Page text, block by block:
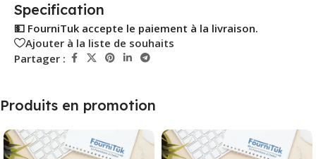
Specification
💵 FourniTuk accepte le paiement à la livraison.
Ajouter à la liste de souhaits
Partager :
Produits en promotion